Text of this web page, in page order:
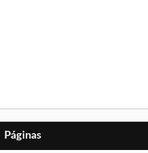
Páginas